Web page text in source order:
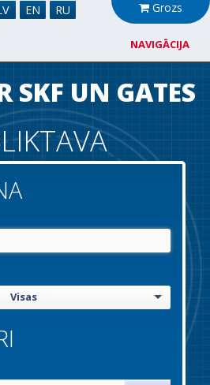
Grozs
EN RU
NAVIGĀCIJA
SKF UN GATES
Visas